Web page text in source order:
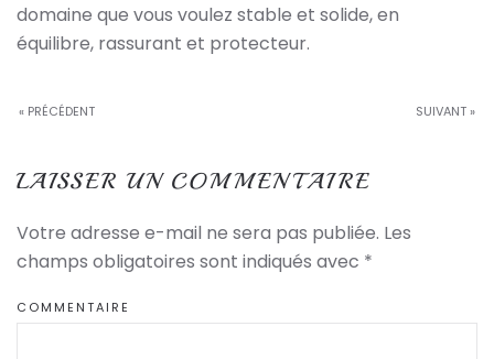
domaine que vous voulez stable et solide, en
équilibre, rassurant et protecteur.
« PRÉCÉDENT SUIVANT »
LAISSER UN COMMENTAIRE
Votre adresse e-mail ne sera pas publiée. Les
champs obligatoires sont indiqués avec *
COMMENTAIRE